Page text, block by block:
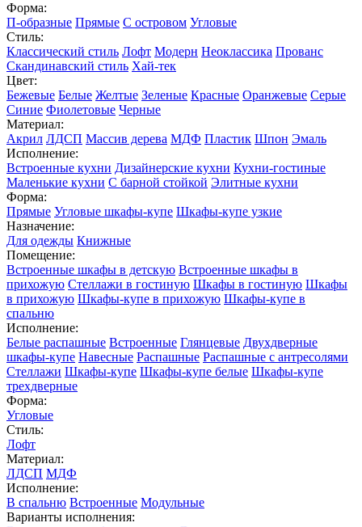
Форма:
П-образные Прямые С островом Угловые
Стиль:
Классический стиль Лофт Модерн Неоклассика Прованс
Скандинавский стиль Хай-тек
Цвет:
Бежевые Белые Желтые Зеленые Красные Оранжевые Серые
Синие Фиолетовые Черные
Материал:
Акрил ЛДСП Массив дерева МДФ Пластик Шпон Эмаль
Исполнение:
Встроенные кухни Дизайнерские кухни Кухни-гостиные
Маленькие кухни С барной стойкой Элитные кухни
Форма:
Прямые Угловые шкафы-купе Шкафы-купе узкие
Назначение:
Для одежды Книжные
Помещение:
Встроенные шкафы в детскую Встроенные шкафы в
прихожую Стеллажи в гостиную Шкафы в гостиную Шкафы
в прихожую Шкафы-купе в прихожую Шкафы-купе в
спальню
Исполнение:
Белые распашные Встроенные Глянцевые Двухдверные
шкафы-купе Навесные Распашные Распашные с антресолями
Стеллажи Шкафы-купе Шкафы-купе белые Шкафы-купе
трехдверные
Форма:
Угловые
Стиль:
Лофт
Материал:
ЛДСП МДФ
Исполнение:
В спальню Встроенные Модульные
Варианты исполнения: